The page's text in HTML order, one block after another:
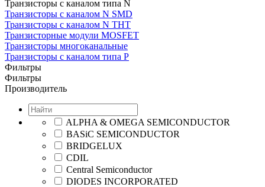
Транзисторы с каналом типа N
Транзисторы с каналом N SMD
Транзисторы с каналом N THT
Транзисторные модули MOSFET
Транзисторы многоканальные
Транзисторы с каналом типа P
Фильтры
Фильтры
Производитель
ALPHA & OMEGA SEMICONDUCTOR
BASiC SEMICONDUCTOR
BRIDGELUX
CDIL
Central Semiconductor
DIODES INCORPORATED